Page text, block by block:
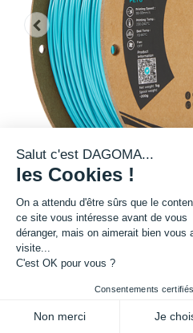
Cette bobine de teinte bleue est
Diamètre : 1.75 mm
Salut c'est DAGOMA...
les Cookies !
On a attendu d'être sûrs que le
ce site vous intéresse avant de vous
déranger, mais on aimerait bien vous
visite...
C'est OK pour vous ?
Consentements
Non merci Je